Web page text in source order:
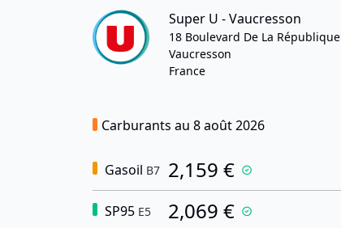
Super U - Vaucresson
18 Boulevard De La République
Vaucresson
France
Carburants au 8 août 2026
Gasoil B7 2,159 €
SP95 E5 2,069 €